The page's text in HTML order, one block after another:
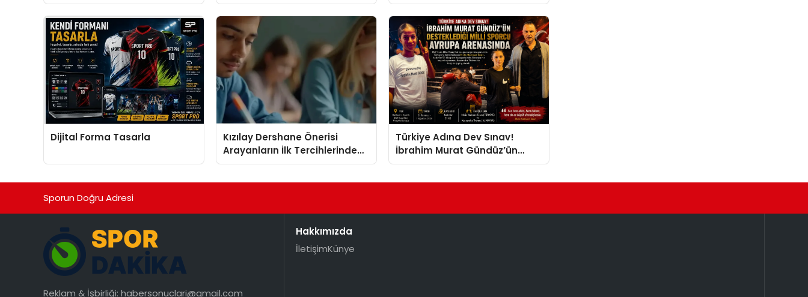
İçin Görünürlük Fırsatı
Doğru Modeller
Kasetler 1” Albümü 31
Temmuz’da Çıktı
Dijital Forma Tasarla
Kızılay Dershane Önerisi
Arayanların İlk Tercihlerinden
Biri
Türkiye Adına Dev Sınav!
İbrahim Murat Gündüz’ün
Desteklediği Milli Sporcu
Sporun Doğru Adresi
Reklam & İşbirliği: habersonuclari@gmail.com
Hakkımızda
İletişimKünye